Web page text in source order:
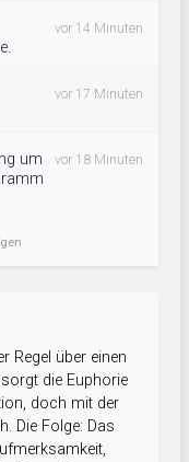
vor 14 Minuten
vor 17 Minuten
um
vor 18 Minuten
Regel über einen
die Euphorie
doch mit der
Die Folge: Das